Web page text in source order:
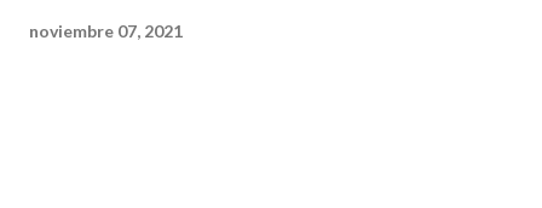
noviembre 07, 2021